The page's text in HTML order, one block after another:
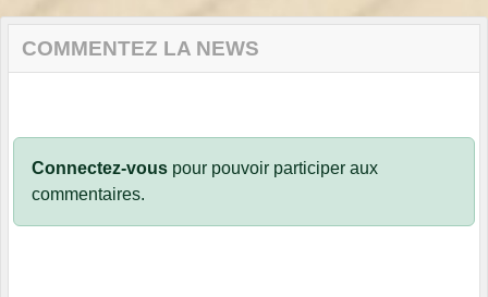
COMMENTEZ LA NEWS
Connectez-vous pour pouvoir participer aux
commentaires.